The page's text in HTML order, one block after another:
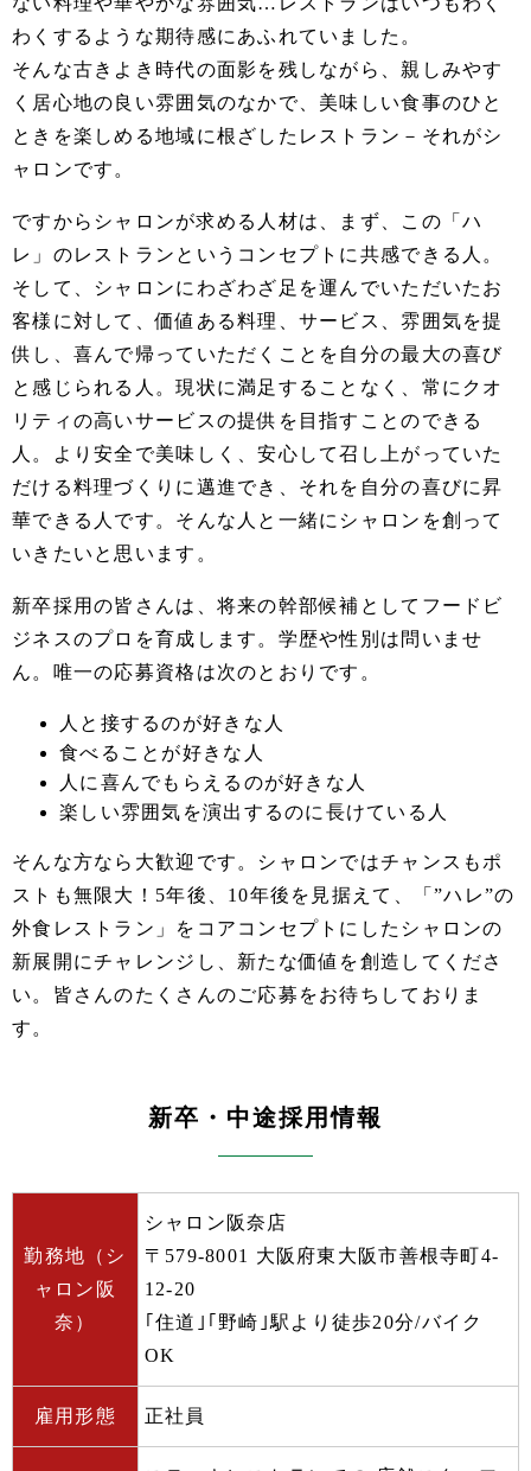
わくするような期待感にあふれていました。
そんな古きよき時代の面影を残しながら、親しみやす
く居心地の良い雰囲気のなかで、美味しい食事のひと
ときを楽しめる地域に根ざしたレストラン－それがシ
ャロンです。
ですからシャロンが求める人材は、まず、この「ハ
レ」のレストランというコンセプトに共感できる人。
そして、シャロンにわざわざ足を運んでいただいたお
客様に対して、価値ある料理、サービス、雰囲気を提
供し、喜んで帰っていただくことを自分の最大の喜び
と感じられる人。現状に満足することなく、常にクオ
リティの高いサービスの提供を目指すことのできる
人。より安全で美味しく、安心して召し上がっていた
だける料理づくりに邁進でき、それを自分の喜びに昇
華できる人です。そんな人と一緒にシャロンを創って
いきたいと思います。
新卒採用の皆さんは、将来の幹部候補としてフードビ
ジネスのプロを育成します。学歴や性別は問いませ
ん。唯一の応募資格は次のとおりです。
人と接するのが好きな人
食べることが好きな人
人に喜んでもらえるのが好きな人
楽しい雰囲気を演出するのに長けている人
そんな方なら大歓迎です。シャロンではチャンスもポ
ストも無限大！5年後、10年後を見据えて、「”ハレ”の
外食レストラン」をコアコンセプトにしたシャロンの
新展開にチャレンジし、新たな価値を創造してくださ
い。皆さんのたくさんのご応募をお待ちしておりま
す。
新卒・中途採用情報
勤務地（シ
ャロン阪
奈）
シャロン阪奈店
〒579-8001 大阪府東大阪市善根寺町4-
12-20
｢住道｣｢野崎｣駅より徒歩20分/バイク
OK
雇用形態 正社員